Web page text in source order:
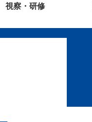
視察・研修